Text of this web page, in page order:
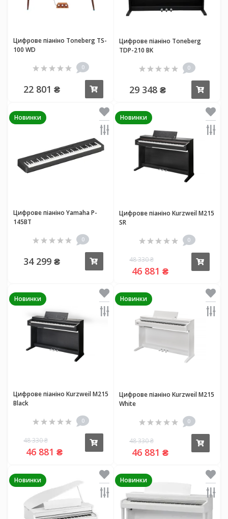
Цифрове піаніно Toneberg TS-
100 WD
0
22 801 ₴
Цифрове піаніно Toneberg
TDP-210 BK
0
29 348 ₴
Новинки
Цифрове піаніно Yamaha P-
145BT
0
34 299 ₴
Новинки
Цифрове піаніно Kurzweil M215
SR
0
48 330 ₴
46 881 ₴
Новинки
Цифрове піаніно Kurzweil M215
Black
0
48 330 ₴
46 881 ₴
Новинки
Цифрове піаніно Kurzweil M215
White
0
48 330 ₴
46 881 ₴
Новинки Новинки